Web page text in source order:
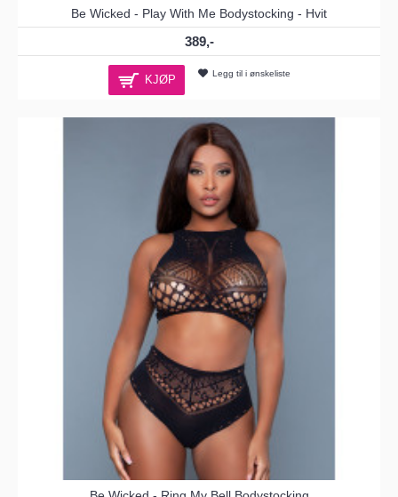
Be Wicked - Play With Me Bodystocking - Hvit
389,-
KJØP Legg til i ønskeliste